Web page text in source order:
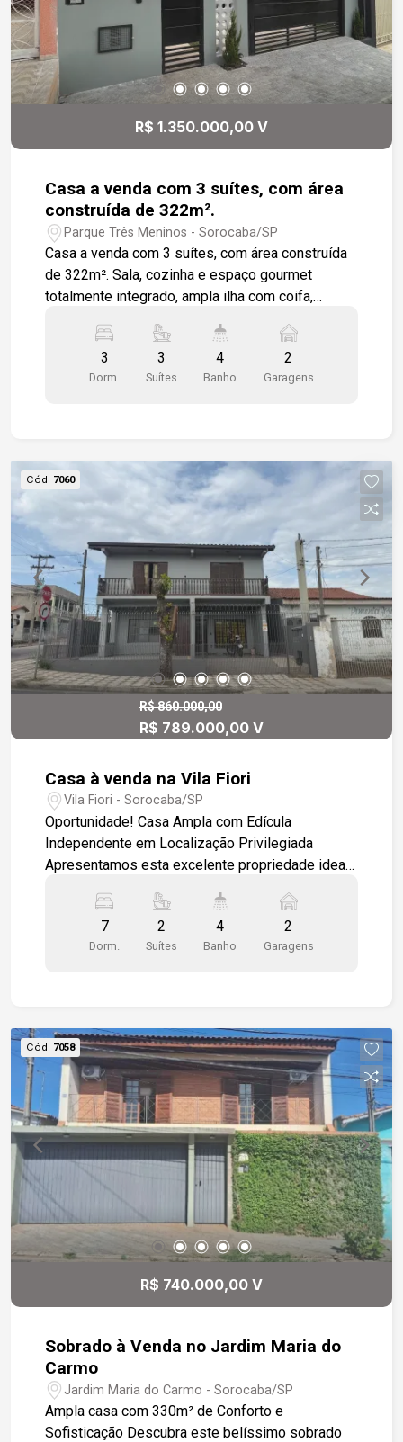
já a sua visita!
R$ 1.350.000,00 V
Casa a venda com 3 suítes, com área
construída de 322m².
Parque Três Meninos - Sorocaba/SP
Casa a venda com 3 suítes, com área construída
de 322m². Sala, cozinha e espaço gourmet
totalmente integrado, ampla ilha com coifa,
social, portas de correr com aberturas amplas
para isolar ambientes caso precise, lavanderia.
Pisos em porcelanato, iluminação em LED,
recém construída. 2 vagas de garagem
descobertas.
3
Dorm.
3
Suítes
4
Banho
2
Garagens
Cód. 7060
R$ 860.000,00
R$ 789.000,00 V
Casa à venda na Vila Fiori
Vila Fiori - Sorocaba/SP
Oportunidade! Casa Ampla com Edícula
Independente em Localização Privilegiada
Apresentamos esta excelente propriedade ideal
em bairro tranquilo e bem servido por transporte
público. Casa Principal: - 5 dormitórios, sendo 2
suítes, todos com ótimo espaço. - Sala ampla no
banheiro social. - Área gourmet com
churrasqueira e banheiro adicional. - Garagem
coberta para 1 carro com portão eletrônico. - Canil
e corredor lateral com acesso direto à área
gourmet. Casa dos Fundos (Edícula): - Totalmente
independente, com relógios de energia e água
separados. - 2 quartos, sala, cozinha com
gabinete sob a pia, banheiro e tanque externo. -
Garagem para 1 carro. - Toda em piso cerâmico,
garantindo praticidade e fácil manutenção.
Destaques da Localização: - Bairro tranquilo e
valorizado. - Excelente infraestrutura de
transporte com ônibus circular.
7
Dorm.
2
Suítes
4
Banho
2
Garagens
Cód. 7058
R$ 740.000,00 V
Sobrado à Venda no Jardim Maria do
Carmo
Jardim Maria do Carmo - Sorocaba/SP
Ampla casa com 330m² de Conforto e
Sofisticação Descubra este belíssimo sobrado